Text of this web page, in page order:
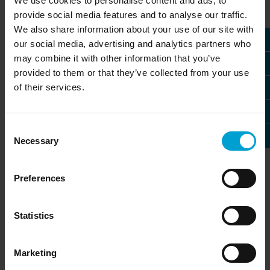
provide social media features and to analyse our traffic.
We also share information about your use of our site with
our social media, advertising and analytics partners who
may combine it with other information that you’ve
provided to them or that they’ve collected from your use
of their services.
Selection
Necessary
Preferences
Statistics
Marketing